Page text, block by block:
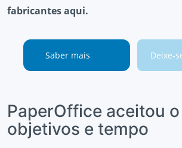
fabricantes aqui.
Saber mais Deixe-
PaperOffice aceitou
objetivos e tempo